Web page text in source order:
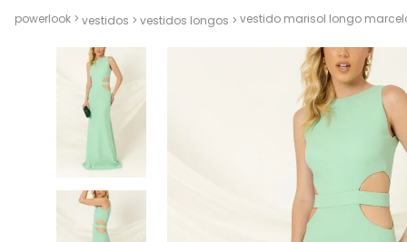
vestidos vestidos longos vestido marisol longo